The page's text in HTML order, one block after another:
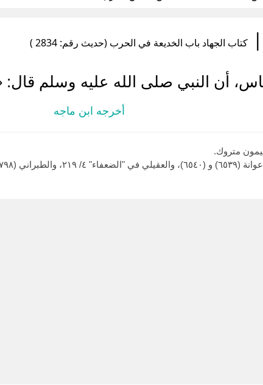
| كتاب الجهاد باب الخديعة في الحرب (حديث رقم: 2834 )
أن النبي صلى الله عليه وسلم
أخرجه ابن ماجه
متروك.